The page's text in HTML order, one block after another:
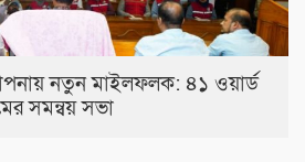
নতুন মাইলফলক: ৪১ ওয়ার্ড
সমন্বয় সভা